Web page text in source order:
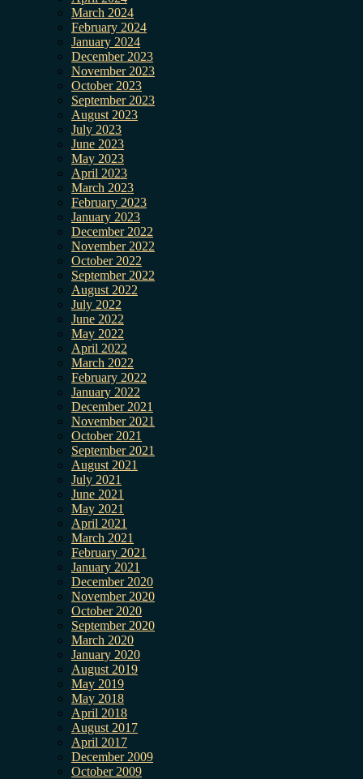
March 2024
February 2024
January 2024
December 2023
November 2023
October 2023
September 2023
August 2023
July 2023
June 2023
May 2023
April 2023
March 2023
February 2023
January 2023
December 2022
November 2022
October 2022
September 2022
August 2022
July 2022
June 2022
May 2022
April 2022
March 2022
February 2022
January 2022
December 2021
November 2021
October 2021
September 2021
August 2021
July 2021
June 2021
May 2021
April 2021
March 2021
February 2021
January 2021
December 2020
November 2020
October 2020
September 2020
March 2020
January 2020
August 2019
May 2019
May 2018
April 2018
August 2017
April 2017
December 2009
October 2009